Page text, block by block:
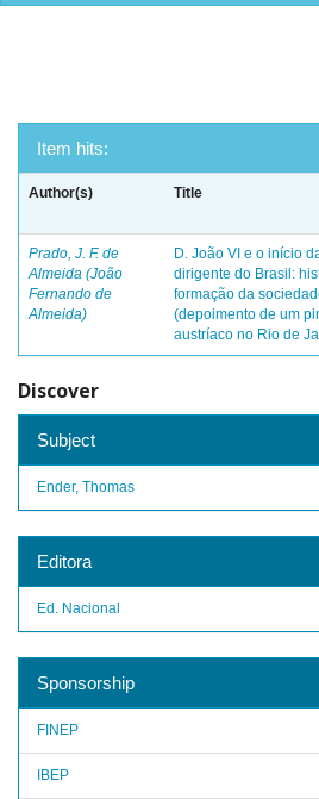
Item hits:
Author(s) Title
Prado, J. F. de
Almeida (João
Fernando de
Almeida)
D. João VI e o início
dirigente do Brasil:
formação da
(depoimento de um
austríaco no Rio de
Discover
Subject
Ender, Thomas
Editora
Ed. Nacional
Sponsorship
FINEP
IBEP